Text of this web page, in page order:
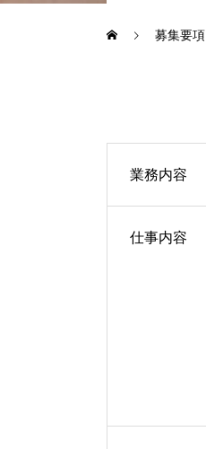
募集要項
業務内容
仕事内容